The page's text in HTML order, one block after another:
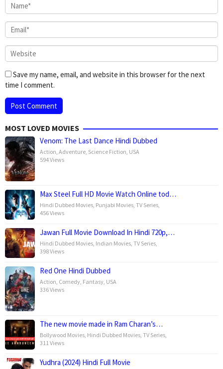
Save my name, email, and website in this browser for the next
time I comment.
MOST LOVED MOVIES
Venom: The Last Dance Hindi Dubbed
Action, Adventure, Science Fiction, USA
594 Views
Max Steel Full HD Movie Watch Online tod…
Hindi Dubbed Movies, Punjabi Movies, TV Series,
456 Views
Jawan Full Movie Download In Hindi 720p,…
Hindi Dubbed Movies, Indian Movies, TV Series,
398 Views
Red One Hindi Dubbed
Action, Comedy, Fantasy, USA
336 Views
The new movie made in Ram Charan’s…
Bollywood Movies, Hindi Dubbed Movies, TV Series,
311 Views
Yudhra (2024) Hindi Full Movie